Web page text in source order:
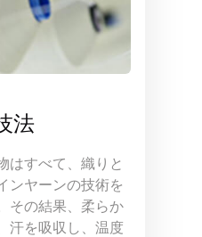
法
はすべて、織りと
ンヤーンの技術を
その結果、柔らか
汗を吸収し、温度